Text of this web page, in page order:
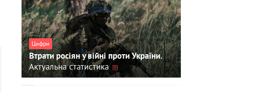
Цифри
Втрати росіян у війні проти України.
Актуальна статистика